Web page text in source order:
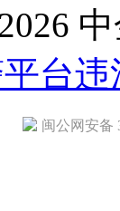
台违
闽公网安备